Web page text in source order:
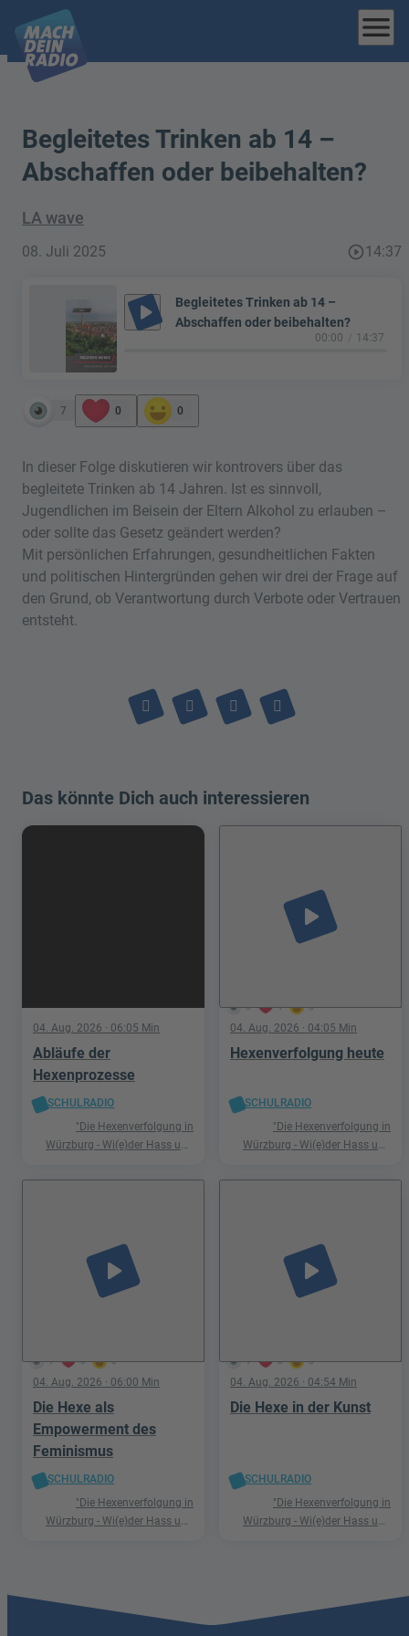
menu
Begleitetes Trinken ab 14 –
Abschaffen oder beibehalten?
LA wave
08. Juli 2025 play_circle_outline14:37
play_arrow
Begleitetes Trinken ab 14 –
Abschaffen oder beibehalten?
00:00 14:37
7 0 0
In dieser Folge diskutieren wir kontrovers über das
begleitete Trinken ab 14 Jahren. Ist es sinnvoll,
Jugendlichen im Beisein der Eltern Alkohol zu erlauben –
oder sollte das Gesetz geändert werden?
Mit persönlichen Erfahrungen, gesundheitlichen Fakten
und politischen Hintergründen gehen wir drei der Frage auf
den Grund, ob Verantwortung durch Verbote oder Vertrauen
entsteht.
Das könnte Dich auch interessieren
04. Aug. 2026 · 06:05 Min
Abläufe der
Hexenprozesse
SCHULRADIO
"Die Hexenverfolgung in
Würzburg - Wi(e)der Hass und
5 1 0
play_arrow
04. Aug. 2026 · 04:05 Min
Hexenverfolgung heute
SCHULRADIO
"Die Hexenverfolgung in
Würzburg - Wi(e)der Hass und
1 0 0
play_arrow
04. Aug. 2026 · 06:00 Min
Die Hexe als
Empowerment des
Feminismus
SCHULRADIO
"Die Hexenverfolgung in
Würzburg - Wi(e)der Hass und
1 0 0
play_arrow
04. Aug. 2026 · 04:54 Min
Die Hexe in der Kunst
SCHULRADIO
"Die Hexenverfolgung in
Würzburg - Wi(e)der Hass und